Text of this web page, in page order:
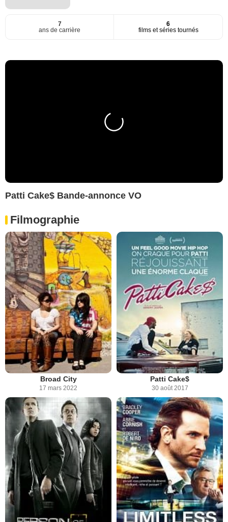
7
ans de carrière
6
films et séries tournés
Patti Cake$ Bande-annonce VO
Filmographie
Broad City
17 mars 2022
Patti Cake$
30 août 2017